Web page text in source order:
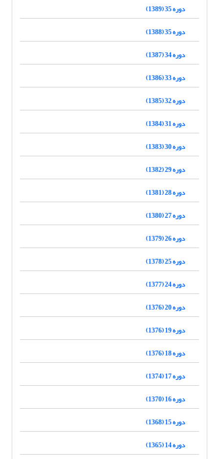
دوره 35 (1389)
دوره 35 (1388)
دوره 34 (1387)
دوره 33 (1386)
دوره 32 (1385)
دوره 31 (1384)
دوره 30 (1383)
دوره 29 (1382)
دوره 28 (1381)
دوره 27 (1380)
دوره 26 (1379)
دوره 25 (1378)
دوره 24 (1377)
دوره 20 (1376)
دوره 19 (1376)
دوره 18 (1376)
دوره 17 (1374)
دوره 16 (1370)
دوره 15 (1368)
دوره 14 (1365)